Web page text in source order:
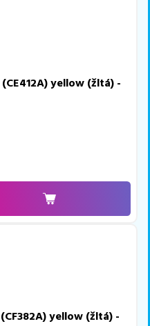
yellow (žltá) -
yellow (žltá) -